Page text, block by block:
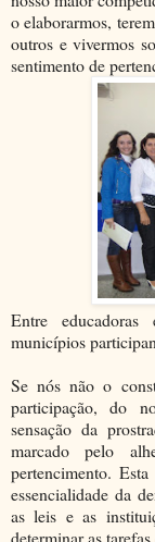
o elaborarmos,
outros e vivermos
sentimento de
Entre
municípios
Se nós não o
participação, do
sensação da
marcado pelo
pertencimento.
essencialidade da
as leis e as
determinar as